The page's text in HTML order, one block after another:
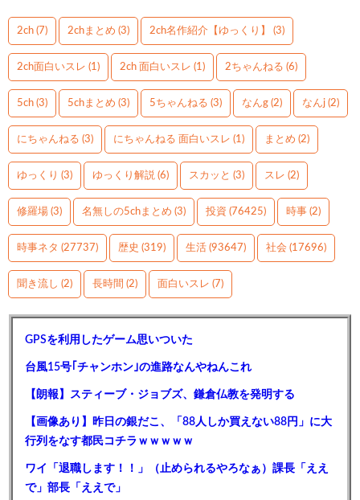
2ch (7) 2chまとめ (3) 2ch名作紹介【ゆっくり】 (3)
2ch面白いスレ (1) 2ch 面白いスレ (1) 2ちゃんねる (6)
5ch (3) 5chまとめ (3) 5ちゃんねる (3) なんg (2) なんj (2)
にちゃんねる (3) にちゃんねる 面白いスレ (1) まとめ (2)
ゆっくり (3) ゆっくり解説 (6) スカッと (3) スレ (2)
修羅場 (3) 名無しの5chまとめ (3) 投資 (76425) 時事 (2)
時事ネタ (27737) 歴史 (319) 生活 (93647) 社会 (17696)
聞き流し (2) 長時間 (2) 面白いスレ (7)
GPSを利用したゲーム思いついた
台風15号｢チャンホン｣の進路なんやねんこれ
【朗報】スティーブ・ジョブズ、鎌倉仏教を発明する
【画像あり】昨日の銀だこ、「88人しか買えない88円」に大
行列をなす都民コチラｗｗｗｗｗ
ワイ「退職します！！」（止められるやろなぁ）課長「ええ
で」部長「ええで」